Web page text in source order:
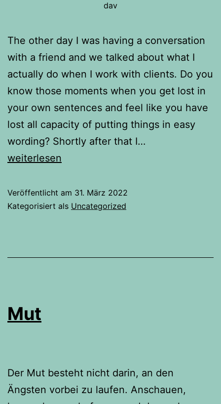
dav
The other day I was having a conversation
with a friend and we talked about what I
actually do when I work with clients. Do you
know those moments when you get lost in
your own sentences and feel like you have
lost all capacity of putting things in easy
wording? Shortly after that I…
What
you
actually
weiterlesen
Veröffentlicht am 31. März 2022
Kategorisiert als Uncategorized
Mut
Der Mut besteht nicht darin, an den
Ängsten vorbei zu laufen. Anschauen,